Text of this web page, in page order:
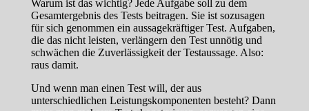
Warum ist das wichtig? Jede Aufgabe soll zu dem
Gesamtergebnis des Tests beitragen. Sie ist sozusagen
für sich genommen ein aussagekräftiger Test. Aufgaben,
die das nicht leisten, verlängern den Test unnötig und
schwächen die Zuverlässigkeit der Testaussage. Also:
raus damit.
Und wenn man einen Test will, der aus
unterschiedlichen Leistungskomponenten besteht? Dann